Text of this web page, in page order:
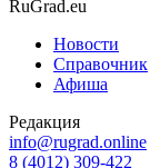
RuGrad.eu
Новости
Справочник
Афиша
Редакция
info@rugrad.online
8 (4012) 309-422